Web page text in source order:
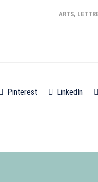
ARTS,
Pinterest LinkedIn